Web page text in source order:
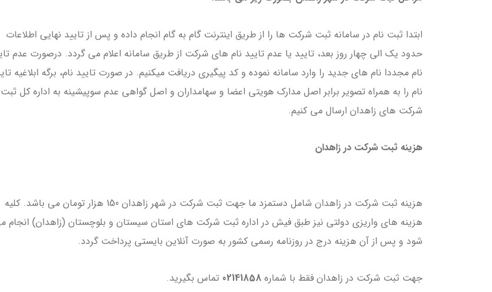
ابتدا ثبت نام در سامانه ثبت شرکت ها را از طریق اینترنت گام به گام انجام داده و پس از تایید نهایی اطلاعات
حدود یک الی چهار روز بعد، تایید یا عدم تایید نام های شرکت از طریق سامانه اعلام می گردد. درصورت عدم
نام مجددا نام های جدید را وارد سامانه نموده و کد پیگیری دریافت میکنیم. در صورت تایید نام، برگه ابلاغیه
نام را به همراه تصویر برابر اصل مدارک هویتی اعضا و سهامداران و اصل گواهی عدم سوپیشینه به اداره کل ثبت
شرکت های زاهدان ارسال می کنیم.
هزینه ثبت شرکت در زاهدان
هزینه ثبت شرکت در زاهدان شامل دستمزد ما جهت ثبت شرکت در شهر زاهدان 150 هزار تومان می باشد. کلیه
هزینه های واریزی دولتی نیز طبق فیش در اداره ثبت شرکت های استان سیستان و بلوچستان (زاهدان) انجام
شود و پس از آن هزینه درج در روزنامه رسمی کشور به صورت آنلاین بایستی پرداخت گردد.
جهت ثبت شرکت در زاهدان فقط با شماره 02141858 تماس بگیرید.